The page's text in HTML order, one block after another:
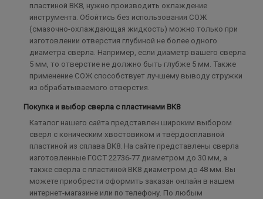
пластиной ВК8, нужно производить охлаждение
инструмента. Обойтись без использования СОЖ
(смазочно-охлаждающая жидкость) можно только при
изготовлении отверстия глубиной не более одного
диаметра сверла. Например, если диаметр вашего сверла
5 мм, то отверстие не должно быть глубже 5 мм. Также
применение СОЖ способствует лучшему выводу стружки
из обрабатываемого отверстия.
Покупка и выбор сверла с пластинами ВК8
Каталог нашего сайта представлен широким выбором
сверл с коническим хвостовиком и твёрдосплавной
пластиной из сплава ВК8. На сайте представлены сверла
изготовленные ГОСТ 22736-77 диаметром до 30 мм, а
также сверла с пластиной ВК8 диаметром до 48 мм. Вы
можете приобрести оформить заказан онлайн в нашем
интернет-магазине или по телефону. По любым